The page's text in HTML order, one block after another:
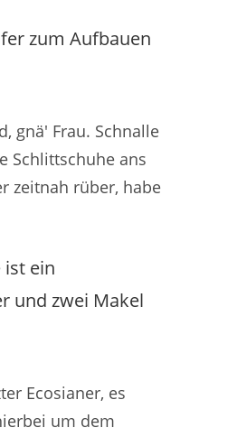
zum Aufbauen
gnä' Frau. Schnalle
Schlittschuhe ans
zeitnah rüber, habe
ist ein
und zwei Makel
Ecosianer, es
um dem